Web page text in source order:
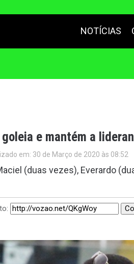
NOTÍCIAS
e mantém a
em: 30 de Março de 2020 às 08:52
(duas vezes), Everardo